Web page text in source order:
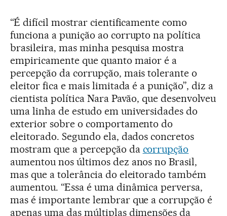
“É difícil mostrar cientificamente como
funciona a punição ao corrupto na política
brasileira, mas minha pesquisa mostra
empiricamente que quanto maior é a
percepção da corrupção, mais tolerante o
eleitor fica e mais limitada é a punição”, diz a
cientista política Nara Pavão, que desenvolveu
uma linha de estudo em universidades do
exterior sobre o comportamento do
eleitorado. Segundo ela, dados concretos
mostram que a percepção da corrupção
aumentou nos últimos dez anos no Brasil,
mas que a tolerância do eleitorado também
aumentou. “Essa é uma dinâmica perversa,
mas é importante lembrar que a corrupção é
apenas uma das múltiplas dimensões da